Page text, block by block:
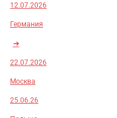
12.07.2026
Германия
➜
22.07.2026
Москва
25.06.26